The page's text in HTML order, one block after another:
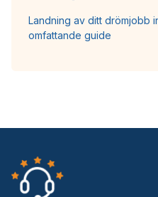
Landning av ditt drömjobb
omfattande guide